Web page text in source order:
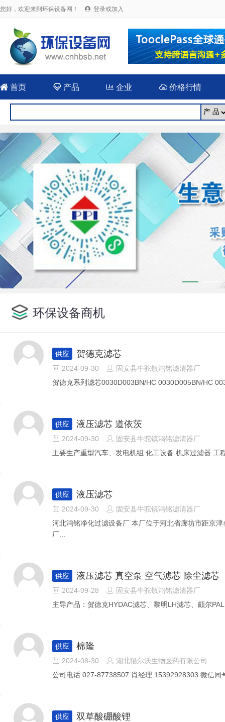
您好，欢迎来到环保设备网！  登录或加入
 首页 产品  企业 价格行情

环保设备商机
供应 贺德克滤芯
 2024-09-30  固安县牛驼镇鸿铭滤清器厂
贺德克系列滤芯0030D003BN/HC 0030D005BN/HC
供应 液压滤芯 道依茨
 2024-09-30  固安县牛驼镇鸿铭滤清器厂
主要生产重型汽车、发电机组.化工设备.机床过滤器.
供应 液压滤芯
 2024-09-30  固安县牛驼镇鸿铭滤清器厂
河北鸿铭净化过滤设备厂 本厂位于河北省廊坊市距京
厂...
供应 液压滤芯 真空泵 空气滤芯 除尘滤芯
 2024-09-28  固安县牛驼镇鸿铭滤清器厂
主导产品：贺德克HYDAC滤芯、黎明LH滤芯、颇尔
供应 棉隆
 2024-08-30  湖北猫尔沃生物医药有限公司
公司电话 027-87738507 肖经理 15392928303 微信同
供应 双草酸硼酸锂